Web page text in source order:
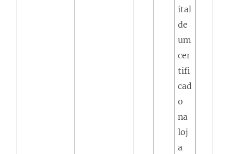
ital
de
um
cer
tifi
cad
o
na
loj
a